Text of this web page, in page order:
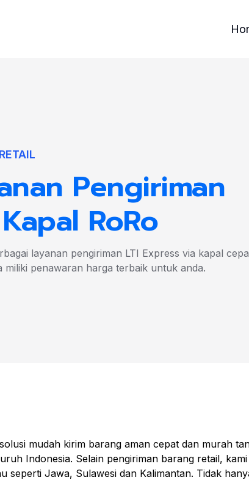
Pengiriman
RoRo
layanan pengiriman LTI Express via kapal
miliki penawaran harga terbaik untuk anda.
mudah kirim barang aman cepat dan murah
Indonesia. Selain pengiriman barang retail,
seperti Jawa, Sulawesi dan Kalimantan. Tidak